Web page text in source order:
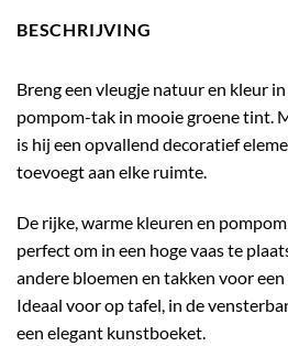
BESCHRIJVING
Breng een vleugje natuur en kleur
pompom-tak in mooie groene tint.
is hij een opvallend decoratief
toevoegt aan elke ruimte.
De rijke, warme kleuren en
perfect om in een hoge vaas te
andere bloemen en takken voor
Ideaal voor op tafel, in de
een elegant kunstboeket.